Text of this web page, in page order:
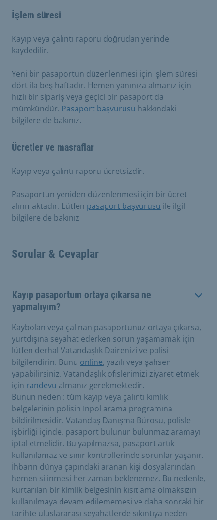
İşlem süresi
Kayıp veya çalıntı raporu doğrudan yerinde
kaydedilir.
Yeni bir pasaportun düzenlenmesi için işlem süresi
dört ila beş haftadır. Hemen yanınıza almanız için
hızlı bir sipariş veya geçici bir pasaport da
mümkündür. Pasaport başvurusu hakkındaki
bilgilere de bakınız.
Ücretler ve masraflar
Kayıp veya çalıntı raporu ücretsizdir.
Pasaportun yeniden düzenlenmesi için bir ücret
alınmaktadır. Lütfen pasaport başvurusu ile ilgili
bilgilere de bakınız
Sorular & Cevaplar
Kayıp pasaportum ortaya çıkarsa ne
yapmalıyım?
Kaybolan veya çalınan pasaportunuz ortaya çıkarsa,
yurtdışına seyahat ederken sorun yaşamamak için
lütfen derhal Vatandaşlık Dairenizi ve polisi
bilgilendirin. Bunu online, yazılı veya şahsen
yapabilirsiniz. Vatandaşlık ofislerimizi ziyaret etmek
için randevu almanız gerekmektedir.
Bunun nedeni: tüm kayıp veya çalıntı kimlik
belgelerinin polisin Inpol arama programına
bildirilmesidir. Vatandaş Danışma Bürosu, polisle
işbirliği içinde, pasaport bulunur bulunmaz aramayı
iptal etmelidir. Bu yapılmazsa, pasaport artık
kullanılamaz ve sınır kontrollerinde sorunlar yaşanır.
İhbarın dünya çapındaki aranan kişi dosyalarından
hemen silinmesi her zaman beklenemez. Bu nedenle,
kurtarılan bir kimlik belgesinin kısıtlama olmaksızın
kullanılmaya devam edilememesi ve daha sonraki bir
tarihte uluslararası seyahatlerde sıkıntıya neden